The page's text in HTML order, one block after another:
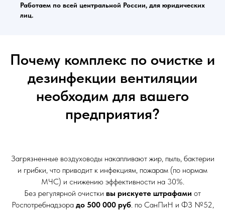
Работаем по всей центральной России, для юридических
лиц.
Почему комплекс по очистке и
дезинфекции вентиляции
необходим для вашего
предприятия?
Загрязненные воздуховоды накапливают жир, пыль, бактерии
и грибки, что приводит к инфекциям, пожарам (по нормам
МЧС) и снижению эффективности на 30%.
Без регулярной очистки вы рискуете штрафами от
Роспотребнадзора до 500 000 руб. по СанПиН и ФЗ №52,